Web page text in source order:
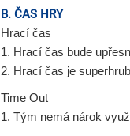
B. ČAS HRY
Hrací čas
1. Hrací čas bude
2. Hrací čas je
Time Out
1. Tým nemá nárok